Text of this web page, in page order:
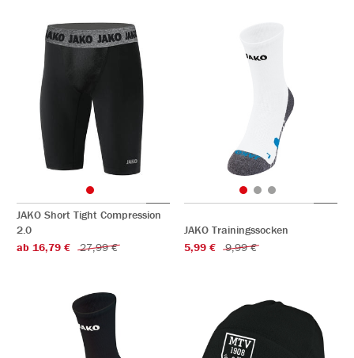
JAKO Short Tight Compression
2.0
ab 16,79 €
27,99 €
JAKO Trainingssocken
5,99 €
9,99 €